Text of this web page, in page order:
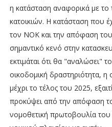
η κατάσταση αναφορικά µε
κατοικιών. Η κατάσταση που
τον ΝΟΚ και την απόφαση
σηµαντικό κενό στην
εκτιµάται ότι θα "αναλώσει"
οικοδοµική δραστηριότητα, η
µέχρι το τέλος του 2025,
προκύψει από την απόφαση
νοµοθετική πρωτοβουλία